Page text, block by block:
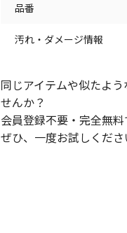
品番
汚れ・ダメージ情報
同じアイテムや似たよ
せんか？
会員登録不要・完全無
ぜひ、一度お試しくださ